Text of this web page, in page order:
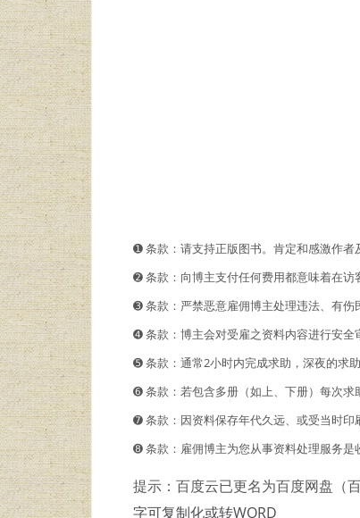
➊️ 条款：请支持正版图书。肯定和感激作者
➋️️ 条款：向博主支付任何费用都意味着在访
➌ 条款：严禁恶意雇佣博主处理违法、有伤
➍ 条款：博主会对受雇之资料内容进行安全
➎ 条款：通常2小时内完成求助，深夜的求
➏ 条款：若包含多册（如上、下册）每次求
➐ 条款：因资料保存年代久远、或受当时印
➑ 条款：雇佣博主为您从事资料处理服务是
提示：百度云已更名为百度网盘（
字可复制化或转WORD